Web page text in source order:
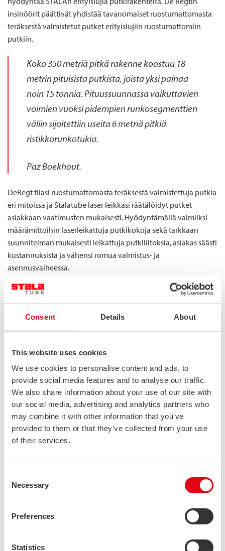
Consent Details About
This website uses cookies
We use cookies to personalise content and ads, to
provide social media features and to analyse our traffic.
We also share information about your use of our site with
our social media, advertising and analytics partners who
may combine it with other information that you’ve
provided to them or that they’ve collected from your use
of their services.
Selection
Necessary
Preferences
Statistics
insinöörit päättivät yhdistää tavanomaiset ruostumattomasta
teräksestä valmistetut putket erityislujiin ruostumattomiin
putkiin.
Koko 350 metriä pitkä rakenne koostuu 18
metrin pituisista putkista, joista yksi painaa
noin 15 tonnia. Pituussuunnassa vaikuttavien
voimien vuoksipidempien runkosegmenttien
väliin sijoitettiin useita 6 metriä pitkiä
ristikkorunkotukia.
PazBoekhout.
DeRegttilasi ruostumattomasta teräksestä valmistettuja putkia
eri mitoissa ja Stalatube laser leikkasi räätälöidyt putket
asiakkaan vaatimusten mukaisesti. Hyödyntämällä valmiiksi
määrämittoihin laserleikattuja putkikokoja sekä tarkkaan
suunnitelman mukaisesti leikattuja putkiliitoksia, asiakas säästi
kustannuksista ja vähensi romua valmistus- ja
asennusvaiheessa.
Just-in-time-toimitus
Projektin asennusaikataulu oli tiukka. Tavoitteena oli
satamatoiminnassa, mikä edellytti huolellista suunnittelua.
Materiaalitilaukset aikataulutettiin huolellisesti ja tavarat
toimitettiin projektin muiden toimintojen ja